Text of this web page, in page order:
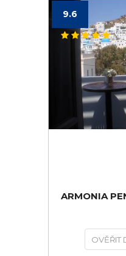
9.6
ARMONIA
OVĚŘIT